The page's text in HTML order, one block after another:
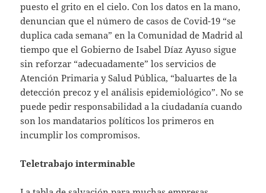
puesto el grito en el cielo. Con los datos en la mano,
denuncian que el número de casos de Covid-19 “se
duplica cada semana” en la Comunidad de Madrid al
tiempo que el Gobierno de Isabel Díaz Ayuso sigue
sin reforzar “adecuadamente” los servicios de
Atención Primaria y Salud Pública, “baluartes de la
detección precoz y el análisis epidemiológico”. No se
puede pedir responsabilidad a la ciudadanía cuando
son los mandatarios políticos los primeros en
incumplir los compromisos.
Teletrabajo interminable